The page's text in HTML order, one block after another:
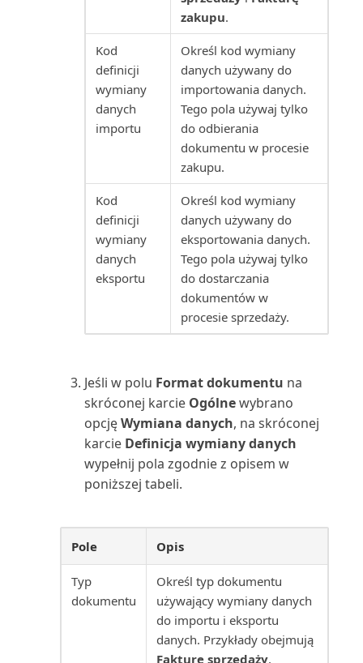
wartość (raport)
Substytuty zapasów (raport)
Sugerowane fakturowanie
Szansa sprzedaży: lista (raport)
Szansa sprzedaży: Szczegóły
Szczegółowe zestawienie
obrotów i sald (raport)
projektu (raport)
Szczegóły typów kosztów
(raport)
Szczegóły zamówień zapasów
(raport)
(raport)
Szczegóły środków trwałych
Tablica dyspozytora (raport)
zakupu.
Kod
definicji
wymiany
danych
importu
Określ kod wymiany
danych używany do
importowania danych.
Tego pola używaj tylko
do odbierania
dokumentu w procesie
zakupu.
Kod
definicji
wymiany
danych
eksportu
Określ kod wymiany
danych używany do
eksportowania danych.
Tego pola używaj tylko
do dostarczania
dokumentów w
procesie sprzedaży.
Jeśli w polu Format dokumentu na
skróconej karcie Ogólnewybrano
opcjęWymiana danych, na skróconej
karcie Definicja wymiany danych
wypełnij pola zgodnie z opisem w
poniższej tabeli.
Pole Opis
Typ
dokumentu
Określ typ dokumentu
używający wymiany danych
do importu i eksportu
danych. Przykłady obejmują
Fakturę sprzedaży,